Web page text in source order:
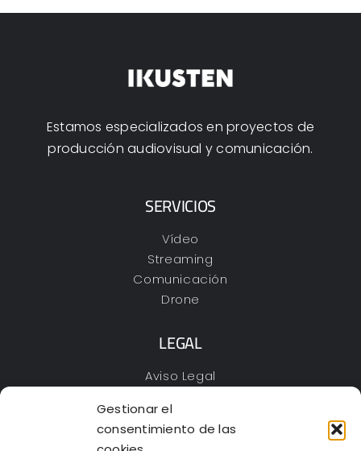
Gestionar el
consentimiento de las
Estamos especializados en proyectos de
producción audiovisual y comunicación.
SERVICIOS
Vídeo
Streaming
Comunicación
Drone
LEGAL
Aviso Legal
Cookies
Declaración de accesibilidad